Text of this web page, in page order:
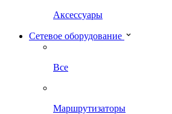
Аксессуары
Сетевое оборудование
Все
Маршрутизаторы